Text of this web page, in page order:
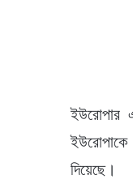
ইউরোপার
দিয়েছে।